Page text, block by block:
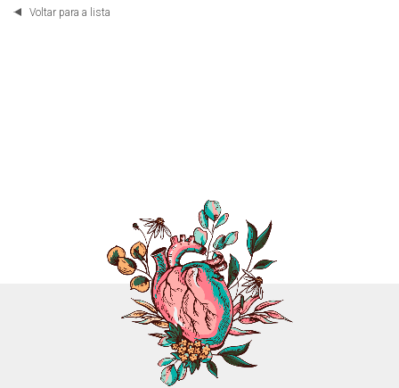
Voltar para a lista